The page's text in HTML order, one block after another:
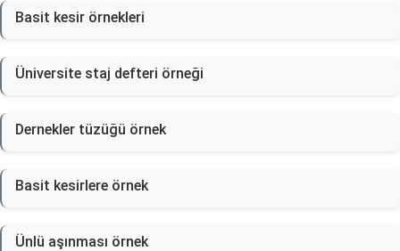
Basit kesir örnekleri
Üniversite staj defteri örneği
Dernekler tüzüğü örnek
Basit kesirlere örnek
Ünlü aşınması örnek